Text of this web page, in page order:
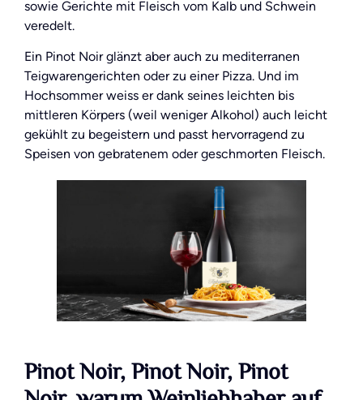
sowie Gerichte mit Fleisch vom Kalb und Schwein
veredelt.
Ein Pinot Noir glänzt aber auch zu mediterranen
Teigwarengerichten oder zu einer Pizza. Und im
Hochsommer weiss er dank seines leichten bis
mittleren Körpers (weil weniger Alkohol) auch leicht
gekühlt zu begeistern und passt hervorragend zu
Speisen von gebratenem oder geschmorten Fleisch.
Pinot Noir, Pinot Noir, Pinot